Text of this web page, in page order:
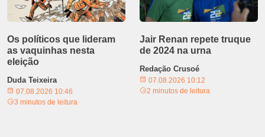
Os políticos que lideram
as vaquinhas nesta
eleição
Duda Teixeira
07.08.2026 10:46
3 minutos de leitura
Jair Renan repete truque
de 2024 na urna
Redação Crusoé
07.08.2026 10:12
2 minutos de leitura